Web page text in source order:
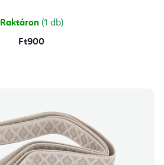
csillag.
Raktáron (1 db)
Ft900